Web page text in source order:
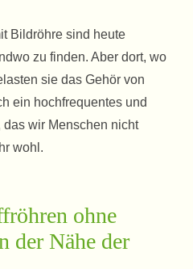
Bildröhre sind heute
zu finden. Aber dort, wo
sie das Gehör von
ein hochfrequentes und
wir Menschen nicht
wohl.
ohne
der Nähe der